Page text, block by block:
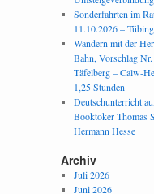
Sonderfahrten im
11.10.2026 –
Wandern mit der
Bahn, Vorschlag
Täfelberg – Calw-
1,25 Stunden
Deutschunterricht
Booktoker Thomas
Hermann Hesse
Archiv
Juli 2026
Juni 2026